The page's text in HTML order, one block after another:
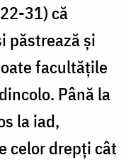
31) că
păstrează și
facultățile
Până la
la iad,
celor drepți cât